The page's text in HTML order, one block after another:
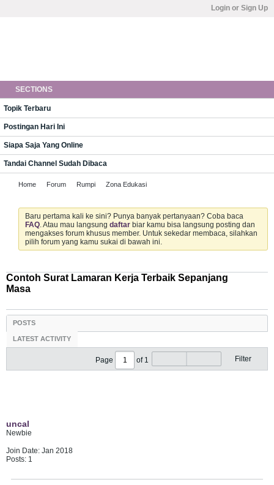
Login or Sign Up
SECTIONS
Topik Terbaru
Postingan Hari Ini
Siapa Saja Yang Online
Tandai Channel Sudah Dibaca
Home Forum Rumpi Zona Edukasi
Baru pertama kali ke sini? Punya banyak pertanyaan? Coba baca
FAQ. Atau mau langsung daftar biar kamu bisa langsung posting dan
mengakses forum khusus member. Untuk sekedar membaca, silahkan
pilih forum yang kamu sukai di bawah ini.
Contoh Surat Lamaran Kerja Terbaik Sepanjang
Masa
POSTS
LATEST ACTIVITY
Page of 1 Filter
uncal
Newbie
Join Date: Jan 2018
Posts: 1